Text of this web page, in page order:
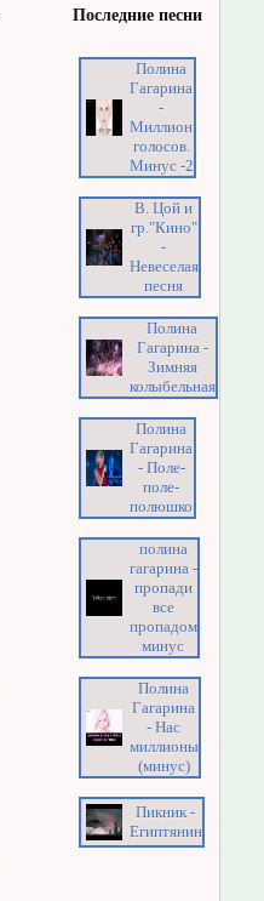
Последние песни
Полина
Гагарина
-
Миллион
голосов.
Минус -2
В. Цой и
гр."Кино"
-
Невеселая
песня
Полина
Гагарина -
Зимняя
колыбельная
Полина
Гагарина
- Поле-
поле-
полюшко
полина
гагарина -
пропади
все
пропадом
минус
Полина
Гагарина
- Нас
миллионы
(минус)
Пикник -
Египтянин